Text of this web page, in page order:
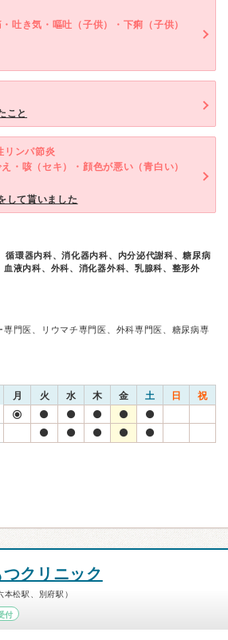
吐き気・嘔吐（子供）・下痢（子供）
こと
リンパ節炎
・咳（セキ）・顔色が悪い（青白い）
して貰いました
循環器内科、消化器内科、内分泌代謝科、糖尿病
液内科、外科、消化器外科、乳腺科、整形外
門医、リウマチ専門医、外科専門医、糖尿病専
月 火 水 木 金 土 日 祝
クリニック
松駅、別府駅）
付